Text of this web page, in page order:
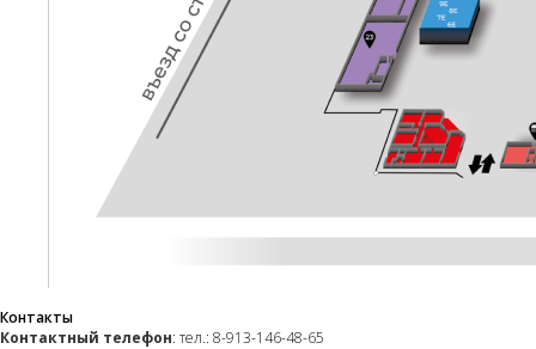
Контакты
Контактный телефон: тел.: 8-913-146-48-65